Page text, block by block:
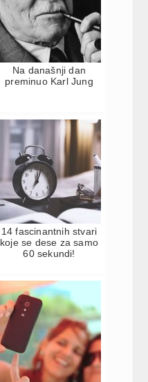
Na današnji dan
preminuo Karl Jung
14 fascinantnih stvari
koje se dese za samo
60 sekundi!